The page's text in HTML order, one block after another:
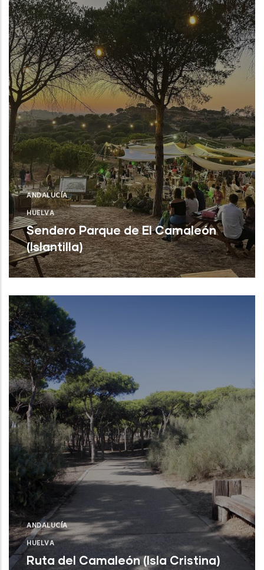
ANDALUCÍA
HUELVA
Sendero Parque de El Camaleón
(Islantilla)
Leer Más
ANDALUCÍA
HUELVA
Ruta del Camaleón (Isla Cristina)